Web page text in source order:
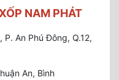
NAM PHÁT
P. An Phú Đông, Q.12,
An, Bình